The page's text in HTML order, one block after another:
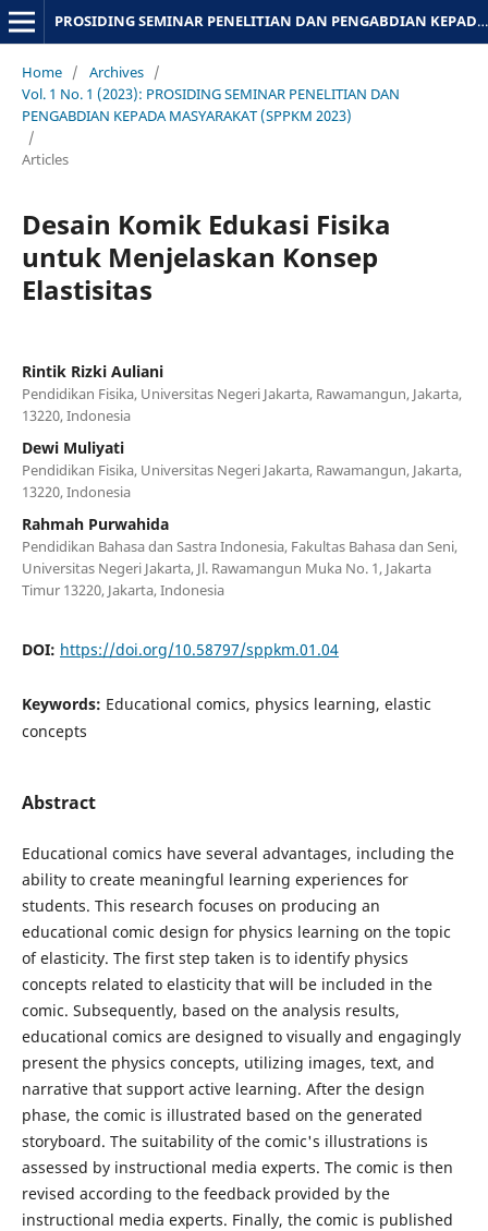
PROSIDING SEMINAR PENELITIAN DAN PENGABDIAN KEPADA MASYARAKAT
Home / Archives /
Vol. 1 No. 1 (2023): PROSIDING SEMINAR PENELITIAN DAN
PENGABDIAN KEPADA MASYARAKAT (SPPKM 2023)
/
Articles
Desain Komik Edukasi Fisika
untuk Menjelaskan Konsep
Elastisitas
Rintik Rizki Auliani
Pendidikan Fisika, Universitas Negeri Jakarta, Rawamangun, Jakarta,
13220, Indonesia
Dewi Muliyati
Pendidikan Fisika, Universitas Negeri Jakarta, Rawamangun, Jakarta,
13220, Indonesia
Rahmah Purwahida
Pendidikan Bahasa dan Sastra Indonesia, Fakultas Bahasa dan Seni,
Universitas Negeri Jakarta, Jl. Rawamangun Muka No. 1, Jakarta
Timur 13220, Jakarta, Indonesia
DOI: https://doi.org/10.58797/sppkm.01.04
Keywords: Educational comics, physics learning, elastic
concepts
Abstract
Educational comics have several advantages, including the
ability to create meaningful learning experiences for
students. This research focuses on producing an
educational comic design for physics learning on the topic
of elasticity. The first step taken is to identify physics
concepts related to elasticity that will be included in the
comic. Subsequently, based on the analysis results,
educational comics are designed to visually and engagingly
present the physics concepts, utilizing images, text, and
narrative that support active learning. After the design
phase, the comic is illustrated based on the generated
storyboard. The suitability of the comic's illustrations is
assessed by instructional media experts. The comic is then
revised according to the feedback provided by the
instructional media experts. Finally, the comic is published